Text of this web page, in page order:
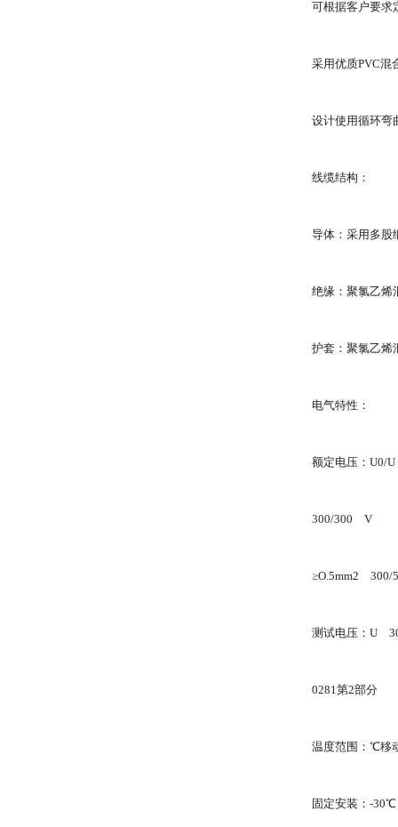
可根据客户要求
采用优质PVC混
设计使用循环弯
线缆结构：
导体：采用多
绝缘：聚氯乙烯
护套：聚氯乙烯
电气特性：
额定电压：U0/U
300/300 V
≥O.5mm2
测试电压：U
0281第2部分
温度范围：℃移
固定安装：-